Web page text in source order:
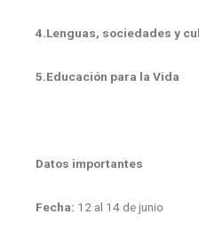
4.Lenguas, sociedades y
5.Educación para la Vida
Datos importantes
Fecha: 12 al 14 de junio